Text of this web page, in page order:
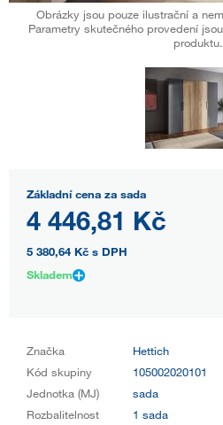
Obrázky jsou pouze ilustrační a
Parametry skutečného provedení
produktu.
Základní cena za sada
4 446,81 Kč
5 380,64 Kč s DPH
Skladem
Značka
Hettich
Kód skupiny
105002020101
Jednotka (MJ)
sada
Rozbalitelnost
1 sada